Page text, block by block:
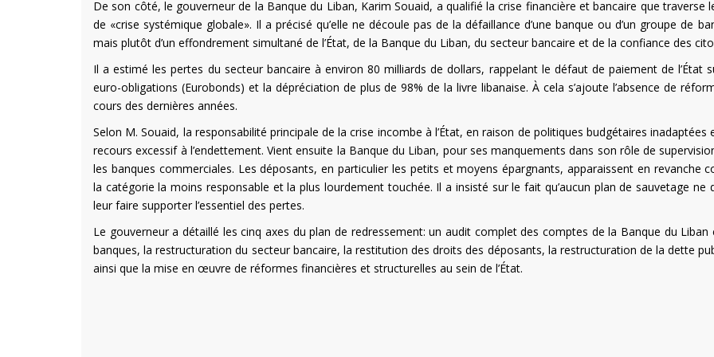
De son côté, le gouverneur de la Banque du Liban, Karim Souaid, a qualifié la crise financière et bancaire que traverse
de «crise systémique globale». Il a précisé qu’elle ne découle pas de la défaillance d’une banque ou d’un groupe de
mais plutôt d’un effondrement simultané de l’État, de la Banque du Liban, du secteur bancaire et de la confiance des
Il a estimé les pertes du secteur bancaire à environ 80 milliards de dollars, rappelant le défaut de paiement de l’État
euro-obligations (Eurobonds) et la dépréciation de plus de 98% de la livre libanaise. À cela s’ajoute l’absence de
cours des dernières années.
Selon M. Souaid, la responsabilité principale de la crise incombe à l’État, en raison de politiques budgétaires inadaptées
recours excessif à l’endettement. Vient ensuite la Banque du Liban, pour ses manquements dans son rôle de
les banques commerciales. Les déposants, en particulier les petits et moyens épargnants, apparaissent en revanche
la catégorie la moins responsable et la plus lourdement touchée. Il a insisté sur le fait qu’aucun plan de sauvetage ne
leur faire supporter l’essentiel des pertes.
Le gouverneur a détaillé les cinq axes du plan de redressement: un audit complet des comptes de la Banque du Liban
banques, la restructuration du secteur bancaire, la restitution des droits des déposants, la restructuration de la dette
ainsi que la mise en œuvre de réformes financières et structurelles au sein de l’État.